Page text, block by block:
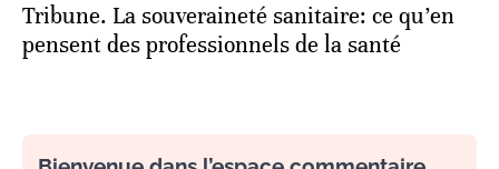
Tribune. La souveraineté sanitaire: ce qu’en
pensent des professionnels de la santé